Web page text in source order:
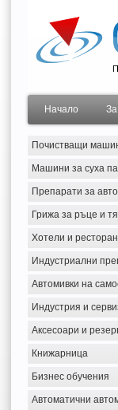
Начало
Почистващи
Машини за суха
Препарати за
Грижа за ръце и
Хотели и
Индустриални
Автомивки на
Индустрия и
Аксесоари и
Книжарница
Бизнес обучения
Автоматични